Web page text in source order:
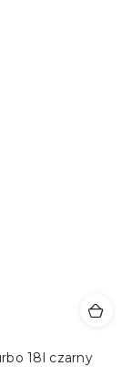
18l czarny